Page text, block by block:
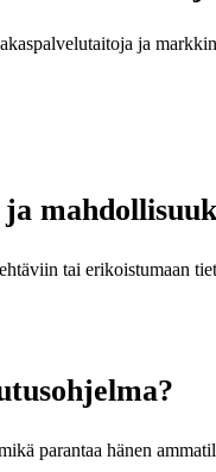
ja
tai erikoistumaan
parantaa hänen